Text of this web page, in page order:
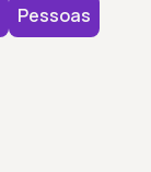
Pessoas